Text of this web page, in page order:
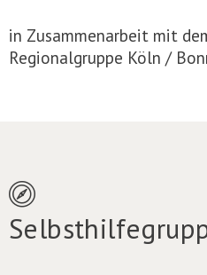
in Zusammenarbeit mit
Regionalgruppe Köln /